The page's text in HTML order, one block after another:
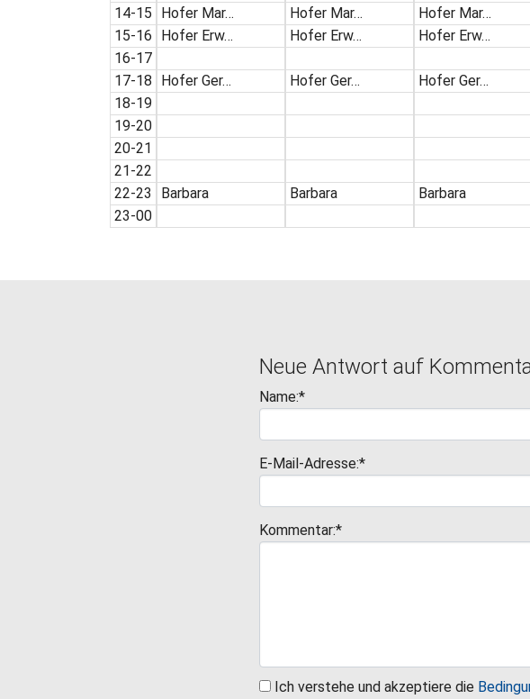
14-15
15-16
16-17
17-18
18-19
19-20
20-21
21-22
22-23
23-00
Hofer Mar…
Hofer Erw…
Hofer Ger…
Barbara
Hofer Mar…
Hofer Erw…
Hofer Ger…
Barbara
Hofer Mar…
Hofer Erw…
Hofer Ger…
Barbara
Neue Antwort auf
Name:*
E-Mail-Adresse:*
Kommentar:*
Ich verstehe und akzeptiere die